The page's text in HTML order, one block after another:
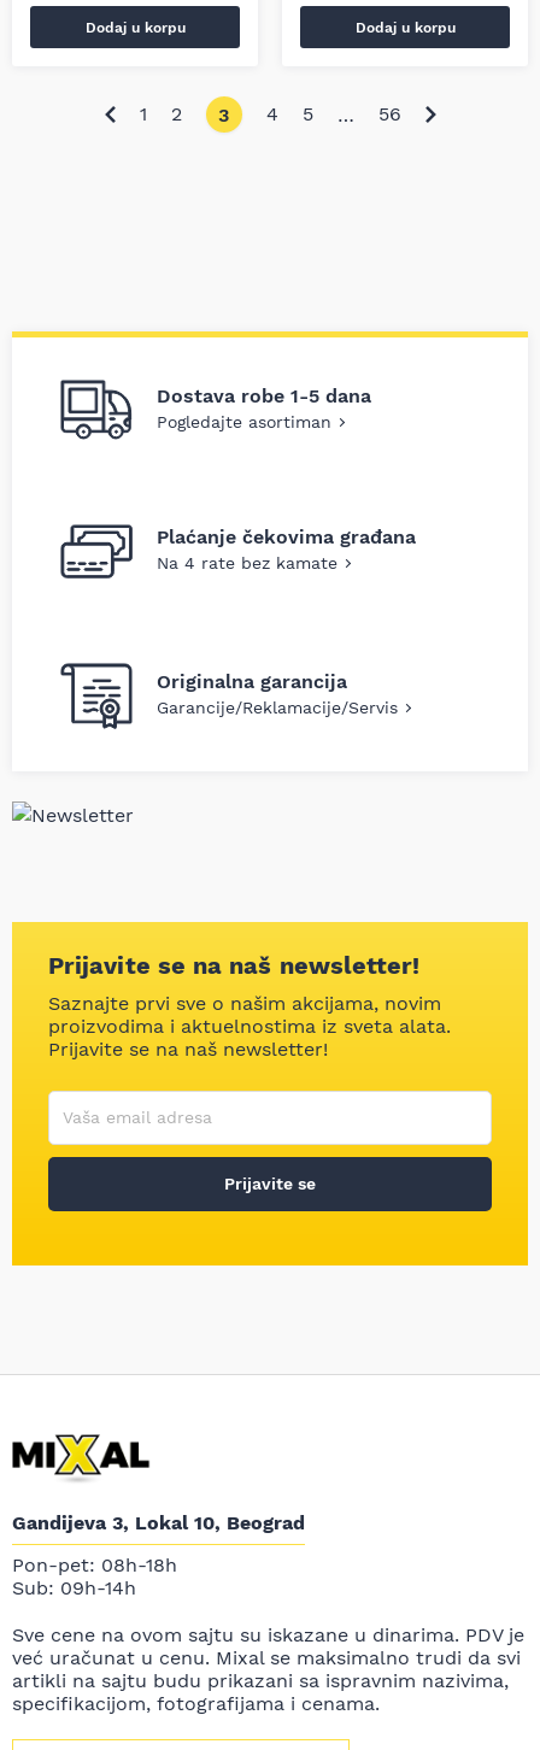
Dodaj u korpu Dodaj u korpu
1 2 3 4 5 … 56
Dostava robe 1-5 dana
Pogledajte asortiman
Plaćanje čekovima građana
Na 4 rate bez kamate
Originalna garancija
Garancije/Reklamacije/Servis
Prijavite se na naš newsletter!
Saznajte prvi sve o našim akcijama, novim
proizvodima i aktuelnostima iz sveta alata.
Prijavite se na naš newsletter!
Korisničko ime
Vaša email adresa
Prijavite se
Gandijeva 3, Lokal 10, Beograd
Pon-pet: 08h-18h
Sub: 09h-14h
Sve cene na ovom sajtu su iskazane u dinarima. PDV je
već uračunat u cenu. Mixal se maksimalno trudi da svi
artikli na sajtu budu prikazani sa ispravnim nazivima,
specifikacijom, fotografijama i cenama.